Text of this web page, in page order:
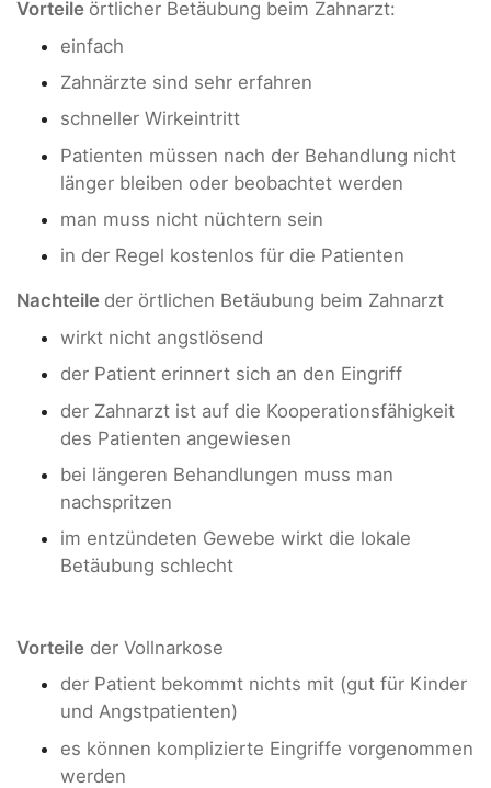
Vorteile örtlicher Betäubung beim Zahnarzt:
einfach
Zahnärzte sind sehr erfahren
schneller Wirkeintritt
Patienten müssen nach der Behandlung nicht
länger bleiben oder beobachtet werden
man muss nicht nüchtern sein
in der Regel kostenlos für die Patienten
Nachteile der örtlichen Betäubung beim Zahnarzt
wirkt nicht angstlösend
der Patient erinnert sich an den Eingriff
der Zahnarzt ist auf die Kooperationsfähigkeit
des Patienten angewiesen
bei längeren Behandlungen muss man
nachspritzen
im entzündeten Gewebe wirkt die lokale
Betäubung schlecht
Vorteile der Vollnarkose
der Patient bekommt nichts mit (gut für Kinder
und Angstpatienten)
es können komplizierte Eingriffe vorgenommen
werden